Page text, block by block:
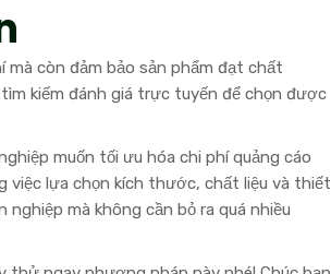
mà còn đảm bảo sản phẩm đạt chất
kiếm đánh giá trực tuyến để chọn được
muốn tối ưu hóa chi phí quảng cáo
việc lựa chọn kích thước, chất liệu và thiết
mà không cần bỏ ra quá nhiều